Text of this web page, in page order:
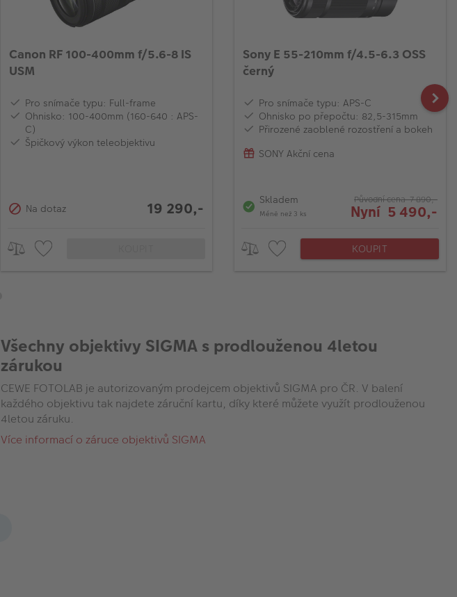
Canon RF 100-400mm f/5.6-8 IS
USM
Pro snímače typu: Full-frame
Ohnisko: 100-400mm (160-640 : APS-
C)
Špičkový výkon teleobjektivu
Na dotaz 19 290,-
Sony E 55-210mm f/4.5-6.3 OSS
černý
Pro snímače typu: APS-C
Ohnisko po přepočtu: 82,5-315mm
Přirozené zaoblené rozostření a bokeh
SONY Akční cena
Skladem
Méně než 3 ks
Původní cena 7 890,-
Nyní 5 490,-
KOUPIT
Všechny objektivy SIGMA s prodlouženou 4letou
zárukou
CEWE FOTOLAB je autorizovaným prodejcem objektivů SIGMA pro ČR. V balení
každého objektivu tak najdete záruční kartu, díky které můžete využít prodlouženou
4letou záruku.
Více informací o záruce objektivů SIGMA